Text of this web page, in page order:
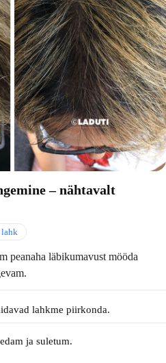
– nähtavalt
peanaha läbikumavust mööda
lahkme piirkonda.
ja suletum.